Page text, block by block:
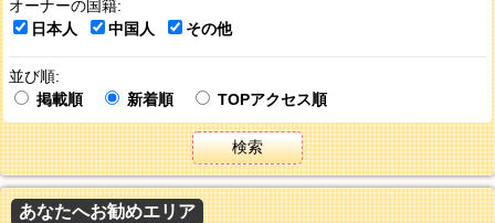
オーナーの国籍:
日本人
中国人 その他
並び順:
掲載順
新着順 TOPアクセス順
検索
あなたへお勧めエリア